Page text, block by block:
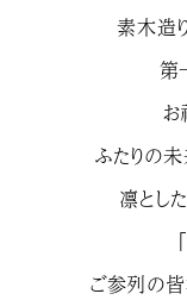
素木造
第
お
ふたりの
凛とし
ご参列の